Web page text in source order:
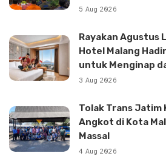
5 Aug 2026
Rayakan Agustus
Hotel Malang
untuk Menginap
3 Aug 2026
Tolak Trans Jatim
Angkot di Kota
Massal
4 Aug 2026